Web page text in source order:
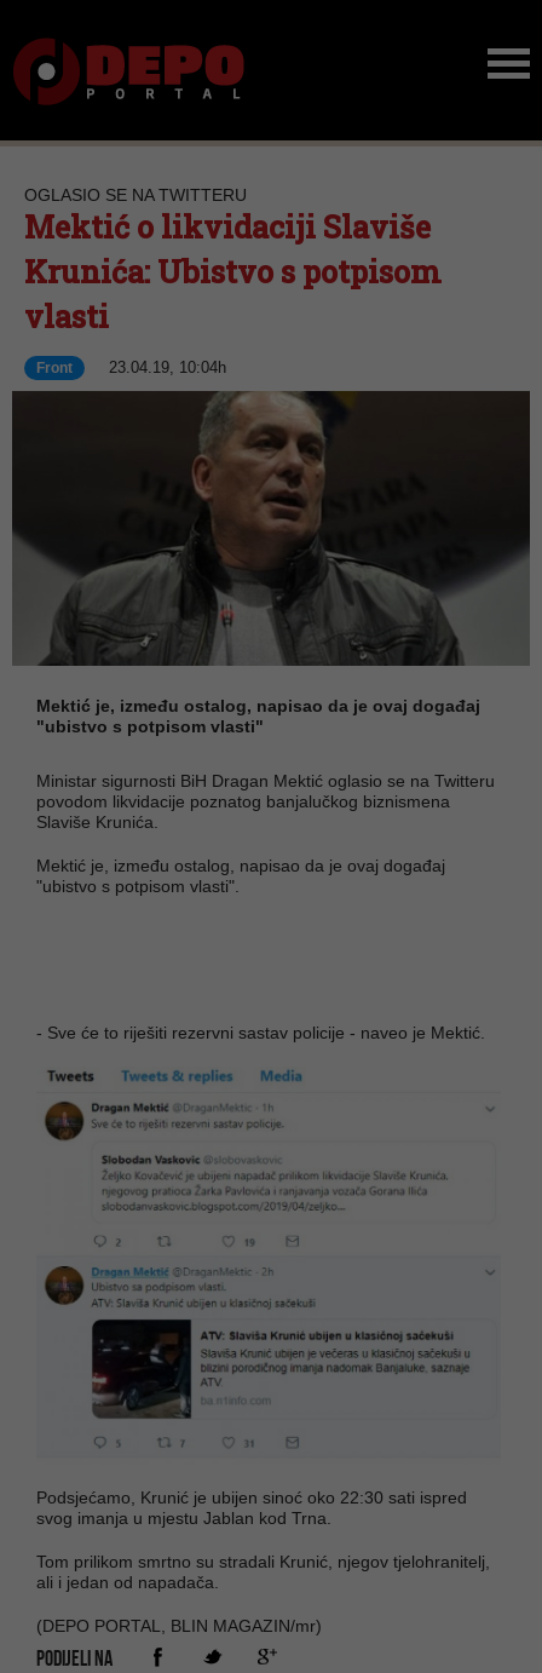
OGLASIO SE NA TWITTERU
Mektić o likvidaciji Slaviše
Krunića: Ubistvo s potpisom
vlasti
Front 23.04.19, 10:04h
Mektić je, između ostalog, napisao da je ovaj događaj
"ubistvo s potpisom vlasti"
Ministar sigurnosti BiH Dragan Mektić oglasio se na Twitteru
povodom likvidacije poznatog banjalučkog biznismena
Slaviše Krunića.
Mektić je, između ostalog, napisao da je ovaj događaj
"ubistvo s potpisom vlasti".
- Sve će to riješiti rezervni sastav policije - naveo je Mektić.
Podsjećamo, Krunić je ubijen sinoć oko 22:30 sati ispred
svog imanja u mjestu Jablan kod Trna.
Tom prilikom smrtno su stradali Krunić, njegov tjelohranitelj,
ali i jedan od napadača.
(DEPO PORTAL, BLIN MAGAZIN/mr)
PODIJELI NA